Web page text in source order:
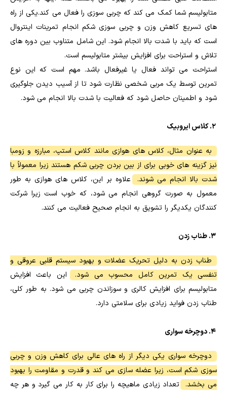
متابولیسم شما کمک می کند که چربی سوزی را فعال می کند.یکی از راه
های تسریع کاهش وزن و چربی سوزی شکم انجام تمرینات اینتروال
است که باید با شدت بالا انجام شود. این شامل متناوب بین دوره های
تلاش و استراحت برای افزایش بیشتر متابولیسم است.
استراحت می تواند فعال یا غیرفعال باشد. مهم است که این نوع
تمرین توسط یک مربی شخصی نظارت شود تا از آسیب دیدن جلوگیری
شود و اطمینان حاصل شود که فعالیت با شدت بالا انجام می شود.
2. کلاس ایروبیک
به عنوان مثال، کلاس های هوازی مانند کلاس استپ، مبارزه و زومبا
نیز گزینه های خوبی برای از بین بردن چربی شکم هستند زیرا معمولاً با
شدت بالا انجام می شوند.
علاوه بر این، کلاس های هوازی به طور
معمول به صورت گروهی انجام می شود، که خوب است زیرا شرکت
کنندگان یکدیگر را تشویق به انجام صحیح فعالیت می کنند.
3. طناب زدن
طناب زدن به دلیل تحریک عضلات و بهبود سیستم قلبی عروقی و
تنفسی یک تمرین کامل محسوب می شود. این باعث افزایش
متابولیسم برای افزایش کالری و سوزاندن چربی می شود. به طور کلی،
طناب زدن فواید زیادی برای سلامتی دارد.
4. دوچرخه سواری
دوچرخه سواری یکی دیگر از راه های عالی برای کاهش وزن و چربی
سوزی شکم است، زیرا عضله سازی می کند و قدرت و مقاومت را بهبود
می بخشد. تعداد زیادی ماهیچه را برای کار به کار می گیرد و هر چه